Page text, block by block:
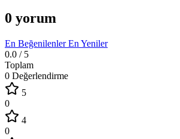
0 yorum
En BeğenilenlerEn Yeniler
0.0 / 5
Toplam
0 Değerlendirme
5
0
4
0